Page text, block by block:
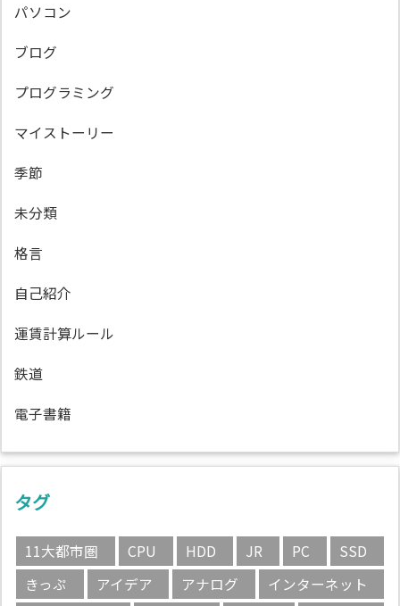
パソコン
ブログ
プログラミング
マイストーリー
季節
未分類
格言
自己紹介
運賃計算ルール
鉄道
電子書籍
タグ
11大都市圏 CPU HDD JR PC
SSD
きっぷ
アイデア アナログ
インターネット